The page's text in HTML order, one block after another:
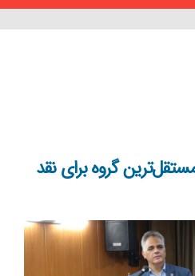
گروه برای نقد